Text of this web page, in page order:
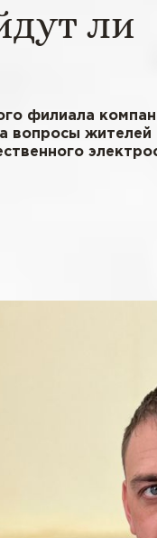
ли
филиала
вопросы жителей